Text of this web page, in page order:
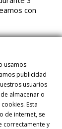
con
usamos
publicidad
usuarios
almacenar o
Esta
de internet, se
correctamente y